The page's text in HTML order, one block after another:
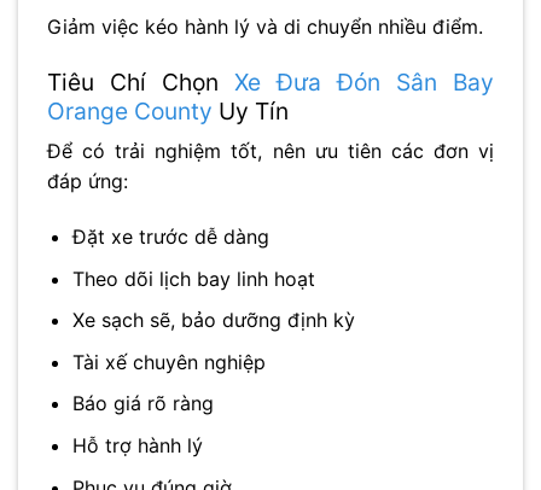
Giảm việc kéo hành lý và di chuyển nhiều điểm.
Tiêu Chí Chọn Xe Đưa Đón Sân Bay
Orange County Uy Tín
Để có trải nghiệm tốt, nên ưu tiên các đơn vị
đáp ứng:
Đặt xe trước dễ dàng
Theo dõi lịch bay linh hoạt
Xe sạch sẽ, bảo dưỡng định kỳ
Tài xế chuyên nghiệp
Báo giá rõ ràng
Hỗ trợ hành lý